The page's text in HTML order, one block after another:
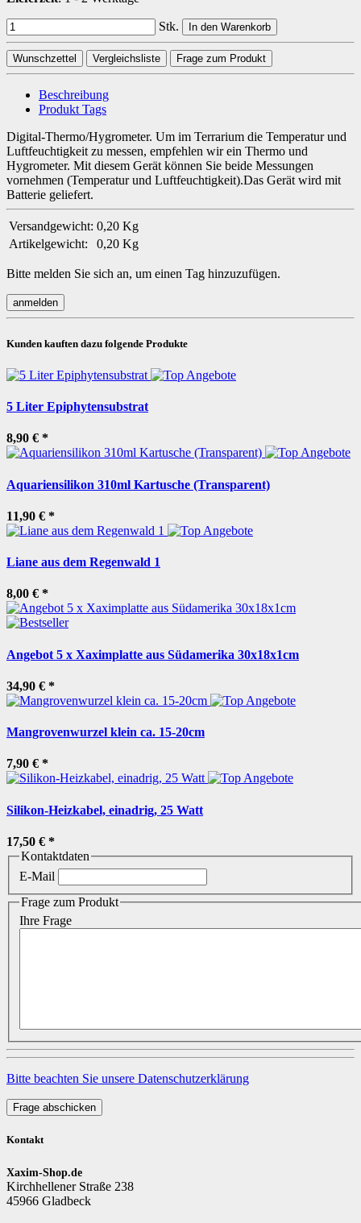
Stk. In den Warenkorb
Wunschzettel Vergleichsliste Frage zum Produkt
Beschreibung
Produkt Tags
Digital-Thermo/Hygrometer. Um im Terrarium die Temperatur und
Luftfeuchtigkeit zu messen, empfehlen wir ein Thermo und
Hygrometer. Mit diesem Gerät können Sie beide Messungen
vornehmen (Temperatur und Luftfeuchtigkeit).Das Gerät wird mit
Batterie geliefert.
Versandgewicht: 0,20 Kg
Artikelgewicht:
0,20 Kg
Bitte melden Sie sich an, um einen Tag hinzuzufügen.
Kunden kauften dazu folgende Produkte
5 Liter Epiphytensubstrat
8,90 € *
Aquariensilikon 310ml Kartusche (Transparent)
11,90 € *
Liane aus dem Regenwald 1
8,00 € *
Angebot 5 x Xaximplatte aus Südamerika 30x18x1cm
34,90 € *
Mangrovenwurzel klein ca. 15-20cm
7,90 € *
Silikon-Heizkabel, einadrig, 25 Watt
17,50 € *
Kontaktdaten
E-Mail
Frage zum Produkt
Ihre Frage
Bitte beachten Sie unsere Datenschutzerklärung
Frage abschicken
Kontakt
Xaxim-Shop.de
Kirchhellener Straße 238
45966 Gladbeck